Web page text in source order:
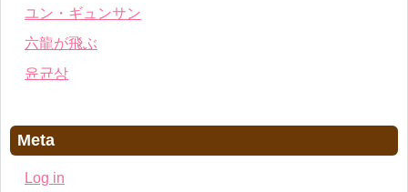
ユン・ギュンサン
六龍が飛ぶ
윤균상
Meta
Log in